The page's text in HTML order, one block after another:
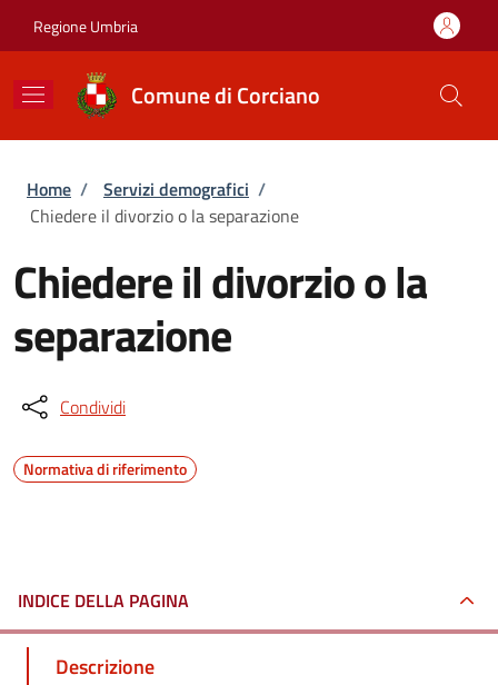
Regione Umbria
Comune di Corciano
Briciole di pane
Home / Servizi demografici /
Chiedere il divorzio o la separazione
Chiedere il divorzio o la
separazione
Condividi
Normativa di riferimento
INDICE DELLA PAGINA
Descrizione